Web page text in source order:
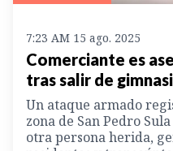
7:23 AM 15 ago. 2025
Comerciante es
tras salir de
Un ataque armado
zona de San Pedro
otra persona herida,